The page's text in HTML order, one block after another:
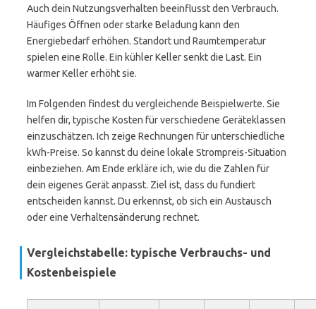
Auch dein Nutzungsverhalten beeinflusst den Verbrauch.
Häufiges Öffnen oder starke Beladung kann den
Energiebedarf erhöhen. Standort und Raumtemperatur
spielen eine Rolle. Ein kühler Keller senkt die Last. Ein
warmer Keller erhöht sie.
Im Folgenden findest du vergleichende Beispielwerte. Sie
helfen dir, typische Kosten für verschiedene Geräteklassen
einzuschätzen. Ich zeige Rechnungen für unterschiedliche
kWh-Preise. So kannst du deine lokale Strompreis-Situation
einbeziehen. Am Ende erkläre ich, wie du die Zahlen für
dein eigenes Gerät anpasst. Ziel ist, dass du fundiert
entscheiden kannst. Du erkennst, ob sich ein Austausch
oder eine Verhaltensänderung rechnet.
Vergleichstabelle: typische Verbrauchs- und
Kostenbeispiele